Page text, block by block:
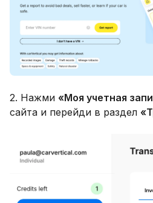
2. Нажми «Моя учетная
сайта и перейди в раздел